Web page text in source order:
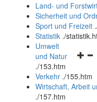
und
schließen
Land- und
Sicherheit und
Sport und Freizeit .
Statistik ./
und
Umwelt
und Natur
./153.htm
Verkehr ./155.htm
Wirtschaft, Arbeit
./157.htm